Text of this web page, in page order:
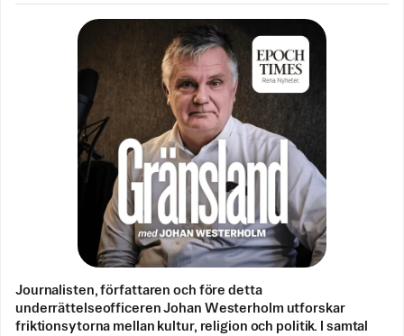
Journalisten, författaren och före detta
underrättelseofficeren Johan Westerholm utforskar
friktionsytorna mellan kultur, religion och politik. I samtal